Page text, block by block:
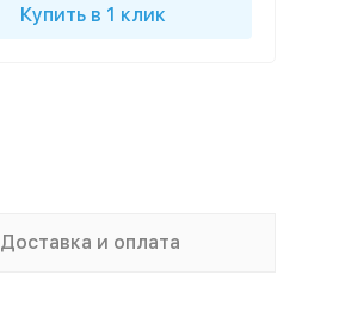
Купить в 1 клик
Доставка и оплата